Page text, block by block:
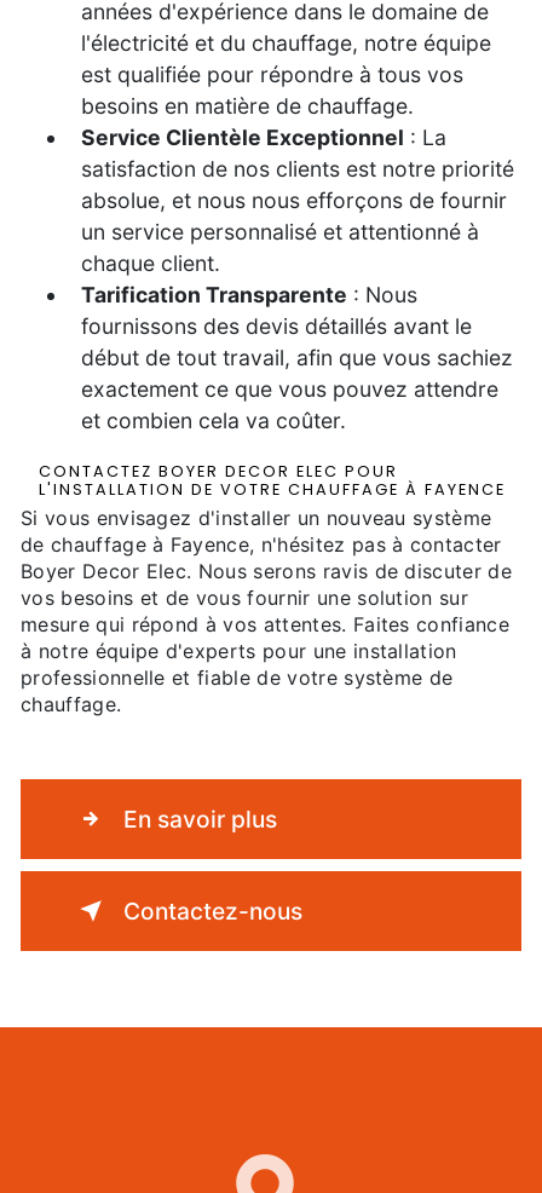
années d'expérience dans le domaine de
l'électricité et du chauffage, notre équipe
est qualifiée pour répondre à tous vos
besoins en matière de chauffage.
Service Clientèle Exceptionnel : La
satisfaction de nos clients est notre priorité
absolue, et nous nous efforçons de fournir
un service personnalisé et attentionné à
chaque client.
Tarification Transparente : Nous
fournissons des devis détaillés avant le
début de tout travail, afin que vous sachiez
exactement ce que vous pouvez attendre
et combien cela va coûter.
CONTACTEZ BOYER DECOR ELEC POUR
L'INSTALLATION DE VOTRE CHAUFFAGE À FAYENCE
Si vous envisagez d'installer un nouveau système
de chauffage à Fayence, n'hésitez pas à contacter
Boyer Decor Elec. Nous serons ravis de discuter de
vos besoins et de vous fournir une solution sur
mesure qui répond à vos attentes. Faites confiance
à notre équipe d'experts pour une installation
professionnelle et fiable de votre système de
chauffage.
En savoir plus
Contactez-nous